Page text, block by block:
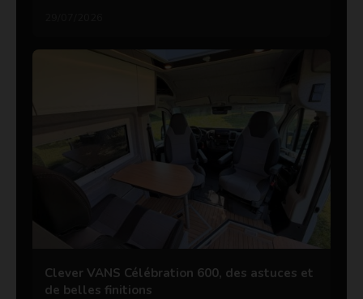
Clever VANS Célébration 600, des astuces et
de belles finitions